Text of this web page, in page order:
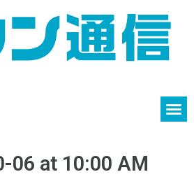
06 at 10:00 AM